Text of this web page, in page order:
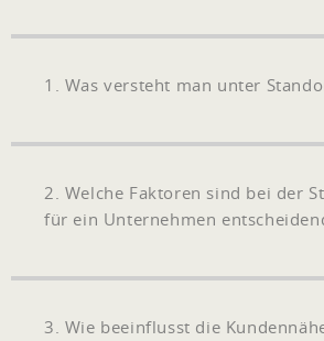
1. Was versteht man unter
2. Welche Faktoren sind bei der
für ein Unternehmen
3. Wie beeinflusst die